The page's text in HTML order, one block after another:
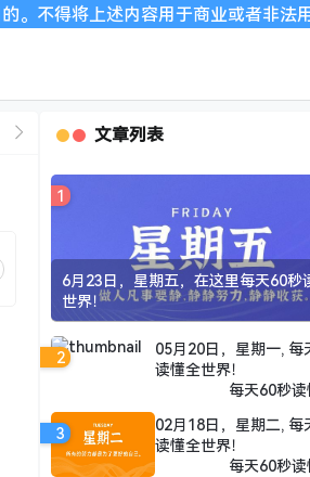
内容用于商业或者非法用途，否
文章列表
1
6月23日，星期五，在这里每天60秒
世界！
2
05月20日，星期一, 每
读懂全世界！
每天60秒
3
02月18日，星期二, 每
读懂全世界！
每天60秒